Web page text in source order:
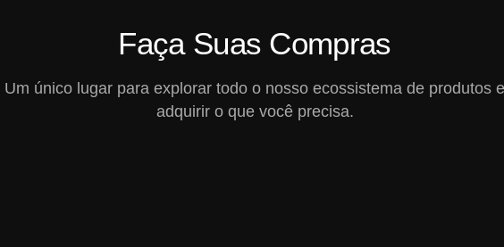
Faça Suas Compras
Um único lugar para explorar todo o nosso ecossistema de produtos e
adquirir o que você precisa.